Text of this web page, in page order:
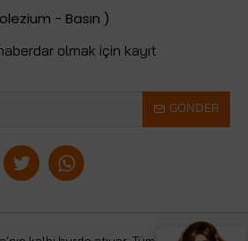
- Basın )
olmak için kayıt
GÖNDER